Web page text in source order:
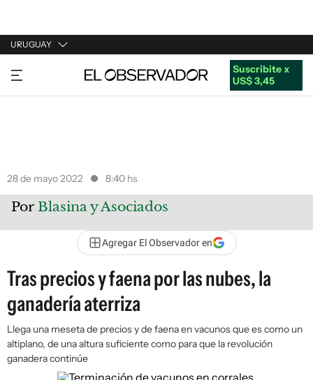
URUGUAY
URUGUAY
ARGENTINA
Suscribite x
US$ 3,45
28 de mayo 2022 8:40 hs
Por Blasina y Asociados
Agregar El Observador en
Tras precios y faena por las nubes, la
ganadería aterriza
Llega una meseta de precios y de faena en vacunos que es como un
altiplano, de una altura suficiente como para que la revolución
ganadera continúe